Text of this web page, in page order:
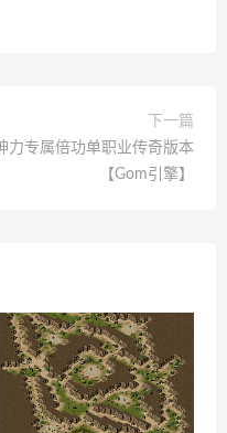
下一篇
力专属倍功单职业传奇版本
【Gom引擎】